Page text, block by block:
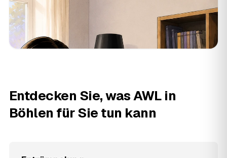
Entdecken Sie, was AWL in
Böhlen für Sie tun kann